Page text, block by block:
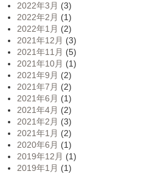
2022年3月 (3)
2022年2月 (1)
2022年1月 (2)
2021年12月 (3)
2021年11月 (5)
2021年10月 (1)
2021年9月 (2)
2021年7月 (2)
2021年6月 (1)
2021年4月 (2)
2021年2月 (3)
2021年1月 (2)
2020年6月 (1)
2019年12月 (1)
2019年1月 (1)